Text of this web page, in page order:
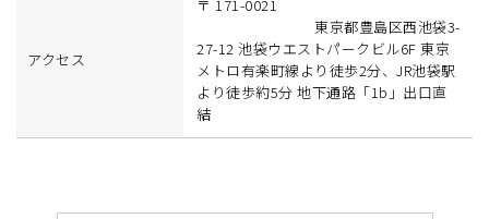
アクセス
〒 171-0021
東京都豊島区西池袋3-
27-12 池袋ウエストパークビル6F 東京
メトロ有楽町線より徒歩2分、JR池袋駅
より徒歩約5分 地下通路「1b」出口直
結